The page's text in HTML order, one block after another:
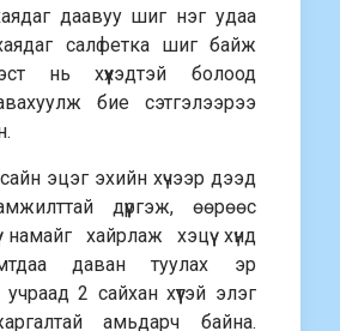
даавуу шиг нэг удаа
салфетка шиг байж
нь хүүхэдтэй болоод
бие сэтгэлээрээ
эцэг эхийн хүчээр дээд
дүүргэж, өөрөөс
хайрлаж хэцүү хүнд
даван туулах эр
2 сайхан хүүтэй элэг
амьдарч байна.